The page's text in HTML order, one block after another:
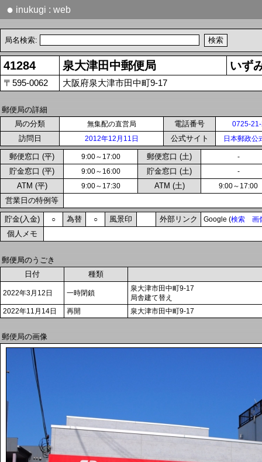
● inukugi : web
局名検索:
41284 泉大津田中郵便局 いず
〒595-0062 大阪府泉大津市田中町9-17
郵便局の詳細
局の分類
無集配の直営局 電話番号 0725-
訪問日 2012年12月11日 公式サイト 日本郵政公
郵便窓口 (平) 9:00～17:00 郵便窓口 (土) -
貯金窓口 (平) 9:00～16:00 貯金窓口 (土) -
ATM (平) 9:00～17:30 ATM (土) 9:00～17:00
営業日の特例等
貯金(入金) ○ 為替 ○ 風景印 外部リンク Google (検索 画
個人メモ
郵便局のうごき
日付
種類
2022年3月12日 一時閉鎖
泉大津市田中町9-17
局舎建て替え
2022年11月14日
再開 泉大津市田中町9-17
郵便局の画像